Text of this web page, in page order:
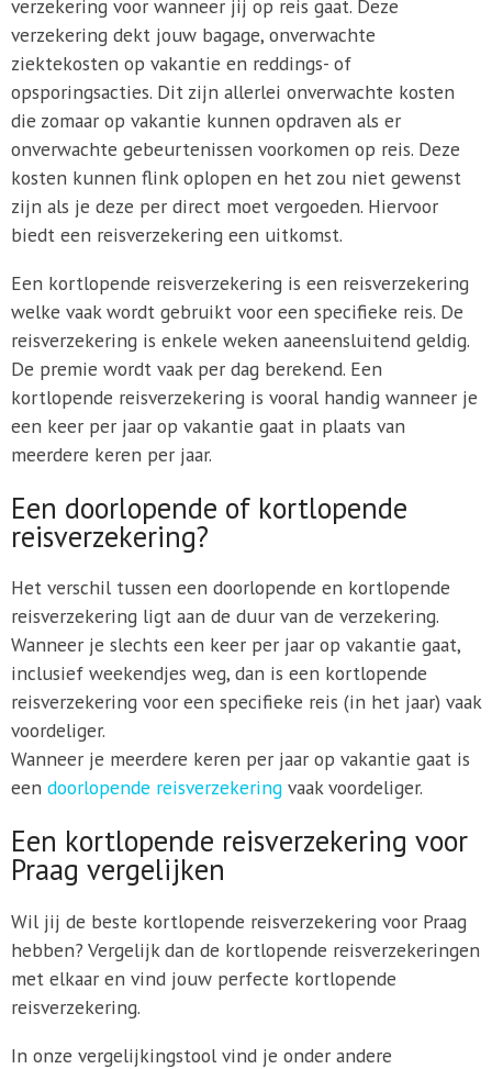
verzekering voor wanneer jij op reis gaat. Deze
verzekering dekt jouw bagage, onverwachte
ziektekosten op vakantie en reddings- of
opsporingsacties. Dit zijn allerlei onverwachte kosten
die zomaar op vakantie kunnen opdraven als er
onverwachte gebeurtenissen voorkomen op reis. Deze
kosten kunnen flink oplopen en het zou niet gewenst
zijn als je deze per direct moet vergoeden. Hiervoor
biedt een reisverzekering een uitkomst.
Een kortlopende reisverzekering is een reisverzekering
welke vaak wordt gebruikt voor een specifieke reis. De
reisverzekering is enkele weken aaneensluitend geldig.
De premie wordt vaak per dag berekend. Een
kortlopende reisverzekering is vooral handig wanneer je
een keer per jaar op vakantie gaat in plaats van
meerdere keren per jaar.
Een doorlopende of kortlopende
reisverzekering?
Het verschil tussen een doorlopende en kortlopende
reisverzekering ligt aan de duur van de verzekering.
Wanneer je slechts een keer per jaar op vakantie gaat,
inclusief weekendjes weg, dan is een kortlopende
reisverzekering voor een specifieke reis (in het jaar) vaak
voordeliger.
Wanneer je meerdere keren per jaar op vakantie gaat is
een doorlopende reisverzekeringvaak voordeliger.
Een kortlopende reisverzekering voor
Praag vergelijken
Wil jij de beste kortlopende reisverzekering voor Praag
hebben? Vergelijk dan de kortlopende reisverzekeringen
met elkaar en vind jouw perfecte kortlopende
reisverzekering.
In onze vergelijkingstool vind je onder andere